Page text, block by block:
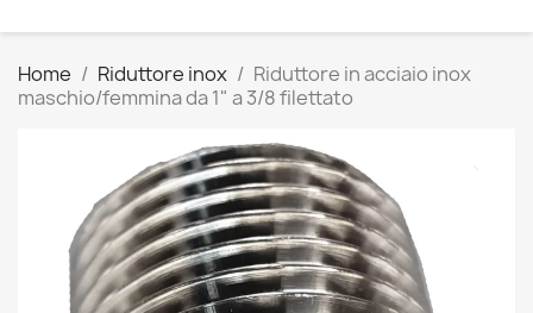
Home Riduttore inox
Riduttore in acciaio inox
maschio/femmina da 1" a 3/8 filettato